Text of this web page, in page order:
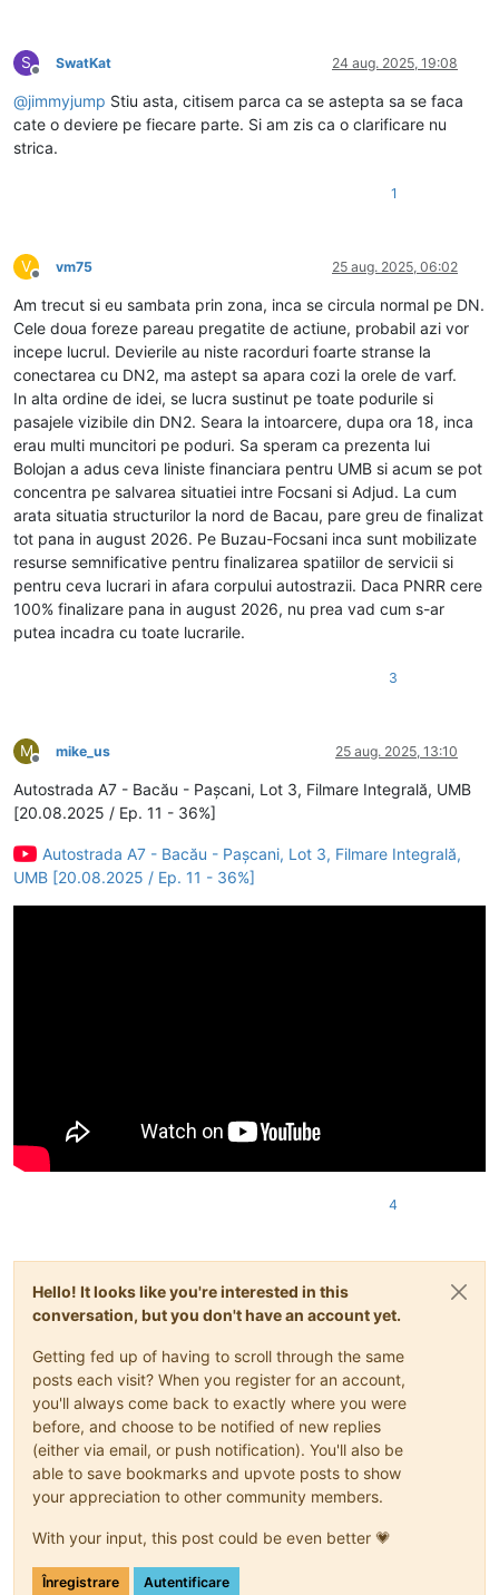
S
Deconectat
SwatKat 24 aug. 2025, 19:08
@jimmyjump Stiu asta, citisem parca ca se astepta sa se faca
cate o deviere pe fiecare parte. Si am zis ca o clarificare nu
strica.
1
V
Deconectat
vm75 25 aug. 2025, 06:02
Am trecut si eu sambata prin zona, inca se circula normal pe DN.
Cele doua foreze pareau pregatite de actiune, probabil azi vor
incepe lucrul. Devierile au niste racorduri foarte stranse la
conectarea cu DN2, ma astept sa apara cozi la orele de varf.
In alta ordine de idei, se lucra sustinut pe toate podurile si
pasajele vizibile din DN2. Seara la intoarcere, dupa ora 18, inca
erau multi muncitori pe poduri. Sa speram ca prezenta lui
Bolojan a adus ceva liniste financiara pentru UMB si acum se pot
concentra pe salvarea situatiei intre Focsani si Adjud. La cum
arata situatia structurilor la nord de Bacau, pare greu de finalizat
tot pana in august 2026. Pe Buzau-Focsani inca sunt mobilizate
resurse semnificative pentru finalizarea spatiilor de servicii si
pentru ceva lucrari in afara corpului autostrazii. Daca PNRR cere
100% finalizare pana in august 2026, nu prea vad cum s-ar
putea incadra cu toate lucrarile.
3
M
Deconectat
mike_us 25 aug. 2025, 13:10
Autostrada A7 - Bacău - Pașcani, Lot 3, Filmare Integrală, UMB
[20.08.2025 / Ep. 11 - 36%]
Autostrada A7 - Bacău - Pașcani, Lot 3, Filmare Integrală,
UMB [20.08.2025 / Ep. 11 - 36%]
4
Hello! It looks like you're interested in this
conversation, but you don't have an account yet.
Getting fed up of having to scroll through the same
posts each visit? When you register for an account,
you'll always come back to exactly where you were
before, and choose to be notified of new replies
(either via email, or push notification). You'll also be
able to save bookmarks and upvote posts to show
your appreciation to other community members.
With your input, this post could be even better 💗
Înregistrare Autentificare